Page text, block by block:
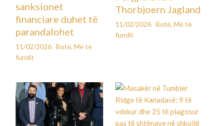
sanksionet
financiare duhet të
parandalohet
11/02/2026 Botë,Më të
fundit
Thorbjoern Jagland
11/02/2026 Botë, Më të
fundit